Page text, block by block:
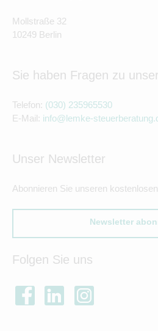
Mollstraße 32
10249 Berlin
Sie haben Fragen zu
Telefon: (030) 235965530
E-Mail: info@lemke-
Unser Newsletter
Abonnieren Sie unseren
Newsletter
Folgen Sie uns